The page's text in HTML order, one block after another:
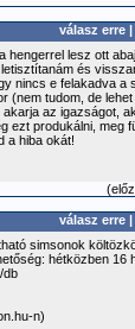
válasz erre |
hengerrel lesz ott
és
nincs e felakadva a
(nem tudom, de
az igazságot,
ezt produkálni, meg
a hiba okát!
(
válasz erre |
simsonok
hétközben 16
db
n)